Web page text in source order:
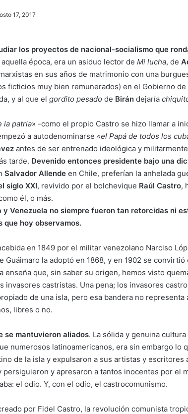
17, 2017
los proyectos de nacional-socialismo que
aquella época, era un asiduo lector de Mi lucha, de
en sus años de matrimonio con una
ficticios muy bien remunerados) en el Gobierno de
y al que el gordito pesado de Birán dejaría
la patria» -como el propio Castro se hizo llamar a
a autodenominarse «el Papá de todos los
antes de ser entrenado ideológica y
tarde. Devenido entonces presidente bajo una
Salvador Allende en Chile, preferían la anhelada
siglo XXI, revivido por el bolchevique Raúl Castro,
él, o más.
y Venezuela no siempre fueron tan retorcidas ni
hoy observamos.
en 1849 por el militar venezolano Narciso
Guáimaro la adoptó en 1868, y en 1902 se
enseña que, sin saber su origen, hemos visto
invasores castristas. Una pena; los invasores
de una isla, pero esa bandera no representa
libres o no.
se mantuvieron aliados. La sólida y genuina
numerosos latinoamericanos, era sin embargo lo
de la isla y expulsaron a sus artistas y escritores
y apresaron a tantos inocentes por el
el odio. Y, con el odio, el castrocomunismo.
por Fidel Castro, la revolución comunista